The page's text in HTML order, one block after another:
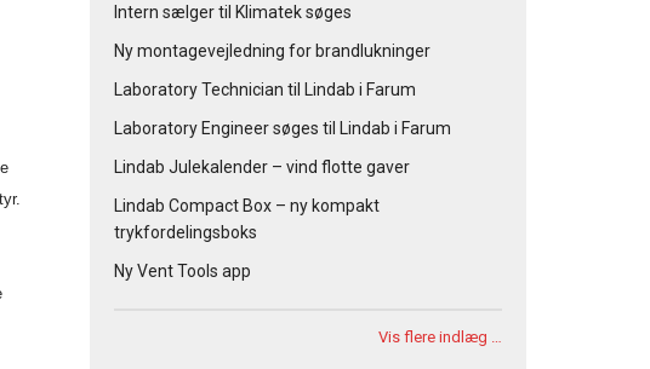
Intern sælger til Klimatek søges
Ny montagevejledning for brandlukninger
Laboratory Technician til Lindab i Farum
Laboratory Engineer søges til Lindab i Farum
Lindab Julekalender – vind flotte gaver
Lindab Compact Box – ny kompakt
trykfordelingsboks
Ny Vent Tools app
Vis flere indlæg …